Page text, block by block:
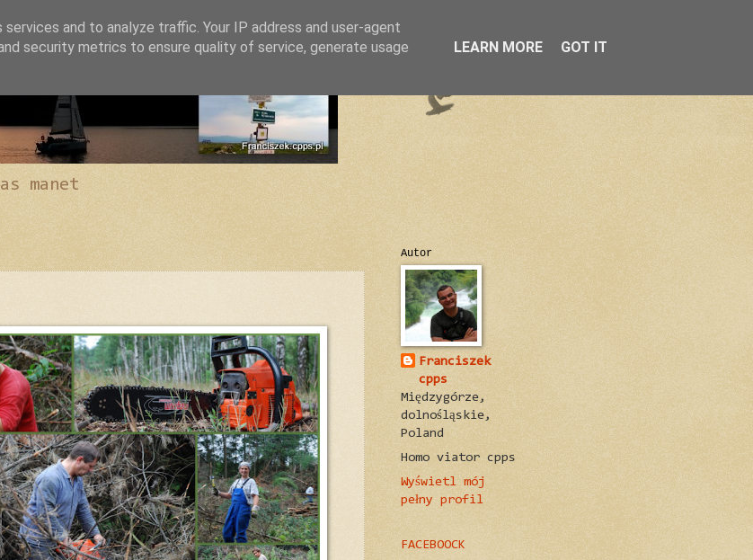
manet
Autor
Franciszek
cpps
Międzygórze,
dolnośląskie,
Poland
Homo viator cpps
Wyświetl mój
pełny profil
FACEBOOCK
and to analyze traffic. Your IP address and user-agent
security metrics to ensure quality of service, generate usage
LEARN MORE GOT IT